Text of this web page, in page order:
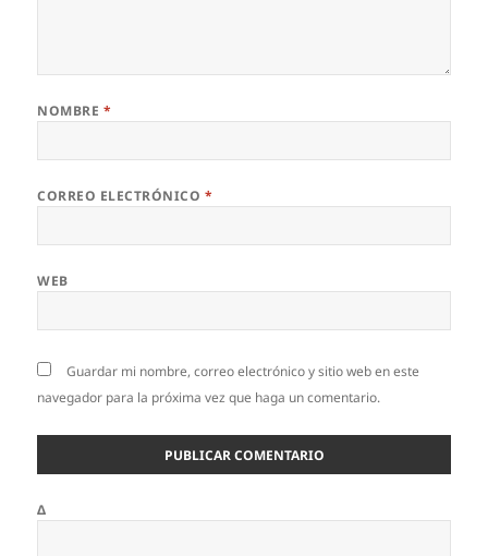
NOMBRE *
CORREO ELECTRÓNICO *
WEB
Guardar mi nombre, correo electrónico y sitio web en este
navegador para la próxima vez que haga un comentario.
Δ